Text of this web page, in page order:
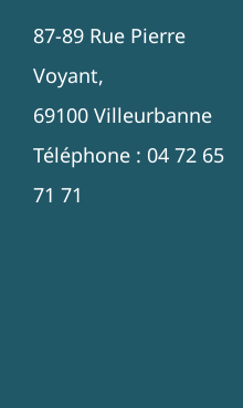
87-89 Rue Pierre
Voyant,
69100 Villeurbanne
Téléphone : 04 72 65
71 71